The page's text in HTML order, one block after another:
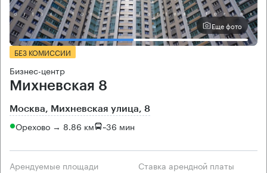
Еще фото
БЕЗ КОМИССИИ
Бизнес-центр
Михневская 8
Москва, Михневская улица, 8
Орехово → 8.86 км ~36 мин
Арендуемые площади Ставка арендной платы